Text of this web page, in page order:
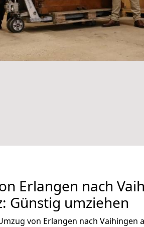
Erlangen nach
Günstig umziehen
von Erlangen nach Vaihingen